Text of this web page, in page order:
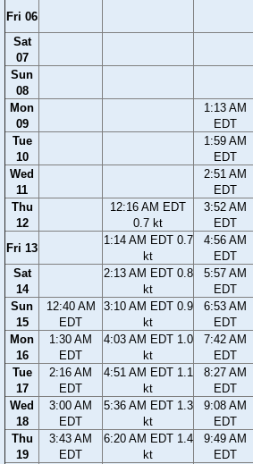
Fri 06
Sat
07
Sun
08
Mon
09
1:13 AM
EDT
Tue
10
1:59 AM
EDT
Wed
11
2:51 AM
EDT
Thu
12
12:16 AM EDT
0.7 kt
3:52 AM
EDT
Fri 13
1:14 AM EDT 0.7
kt
4:56 AM
EDT
Sat
14
2:13 AM EDT 0.8
kt
5:57 AM
EDT
Sun
15
12:40 AM
EDT
3:10 AM EDT 0.9
kt
6:53 AM
EDT
Mon
16
1:30 AM
EDT
4:03 AM EDT 1.0
kt
7:42 AM
EDT
Tue
17
2:16 AM
EDT
4:51 AM EDT 1.1
kt
8:27 AM
EDT
Wed
18
3:00 AM
EDT
5:36 AM EDT 1.3
kt
9:08 AM
EDT
Thu
19
3:43 AM
EDT
6:20 AM EDT 1.4
kt
9:49 AM
EDT